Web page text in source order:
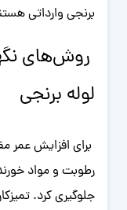
برنجی وارداتی
روش‌های
لوله برنجی
برای افزایش عمر
رطوبت و مواد
جلوگیری کرد.